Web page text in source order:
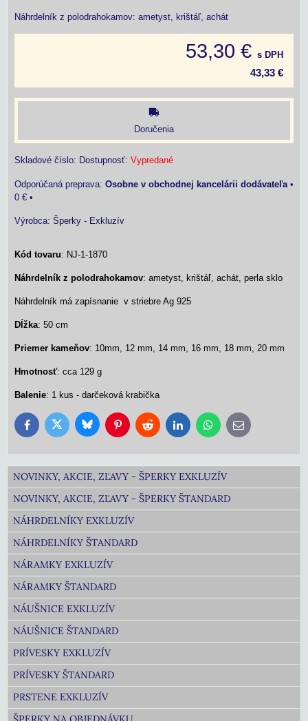
Náhrdelník z polodrahokamov: ametyst, krištáľ, achát
53,30 € s DPH
43,33 €
Doručenia
Skladové číslo: Dostupnosť: Vypredané
Osobne v obchodnej kancelárii dodávateľa•
0 € •
Výrobca: Šperky - Exkluzív
Kód tovaru: NJ-1-1870
Náhrdelník z polodrahokamov: ametyst, krištáľ, achát, perla sklo
Náhrdelník má zapísnanie v striebre Ag 925
Dĺžka: 50 cm
Priemer kameňov: 10mm, 12 mm, 14 mm, 16 mm, 18 mm, 20 mm
Hmotnosť: cca 129 g
Balenie: 1 kus - darčeková krabička
FacebookTwitter BlueskyPinterestReddit LinkedInWhatsApp
E-
mail
NOVINKY, AKCIE, ZĽAVY - ŠPERKY EXKLUZÍV
NOVINKY, AKCIE, ZĽAVY - ŠPERKY ŠTANDARD
NÁHRDELNÍKY EXKLUZÍV
NÁHRDELNÍKY ŠTANDARD
NÁRAMKY EXKLUZÍV
NÁRAMKY ŠTANDARD
NÁUŠNICE EXKLUZÍV
NÁUŠNICE ŠTANDARD
PRÍVESKY EXKLUZÍV
PRÍVESKY ŠTANDARD
PRSTENE EXKLUZÍV